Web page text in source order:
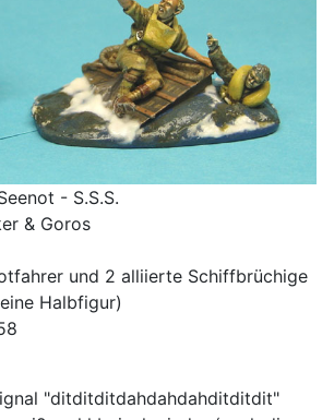
- S.S.S.
& Goros
und 2 alliierte Schiffbrüchige
Halbfigur)
"ditditditdahdahdahditditdit"